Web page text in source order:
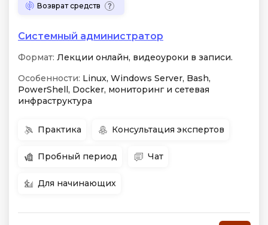
Возврат средств
Системный администратор
Формат: Лекции онлайн, видеоуроки в записи.
Особенности: Linux, Windows Server, Bash,
PowerShell, Docker, мониторинг и сетевая
инфраструктура
Практика Консультация экспертов
Пробный период Чат
Для начинающих